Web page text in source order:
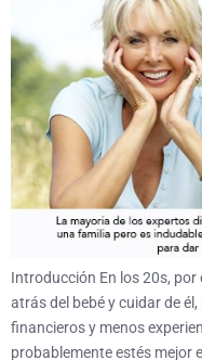
Introducción En los 20s,
atrás del bebé y cuidar de
financieros y menos
probablemente estés mejor